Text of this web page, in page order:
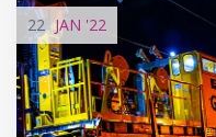
22 JAN '22